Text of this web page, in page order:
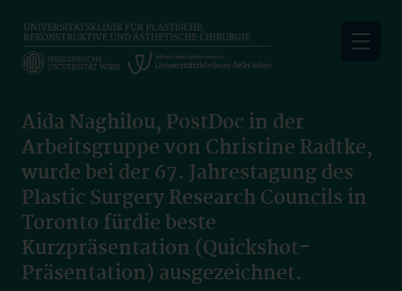
main
content
Aida Naghilou, PostDoc in der
Arbeitsgruppe von Christine Radtke,
wurde bei der 67. Jahrestagung des
Plastic Surgery Research Councils in
Toronto fürdie beste
Kurzpräsentation (Quickshot-
Präsentation) ausgezeichnet.